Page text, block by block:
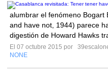
alumbrar el fenómeno Bogart
and have not, 1944) parece
digestión de Howard Hawks
El 07 octubre 2015 por
NONE